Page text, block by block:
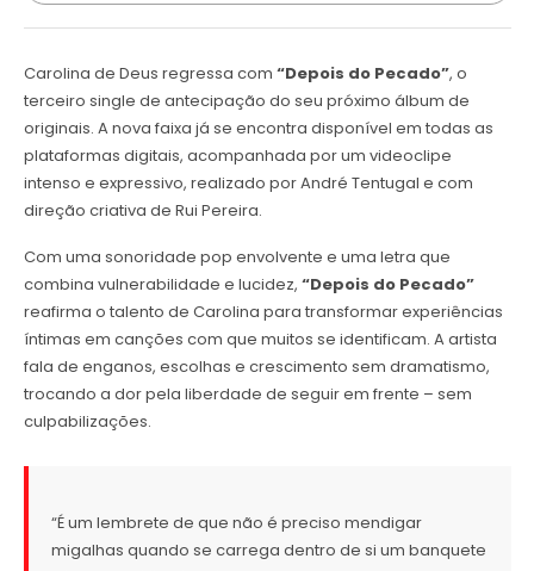
Carolina de Deus regressa com “Depois do Pecado”, o
terceiro single de antecipação do seu próximo álbum de
originais. A nova faixa já se encontra disponível em todas as
plataformas digitais, acompanhada por um videoclipe
intenso e expressivo, realizado por André Tentugal e com
direção criativa de Rui Pereira.
Com uma sonoridade pop envolvente e uma letra que
combina vulnerabilidade e lucidez, “Depois do Pecado”
reafirma o talento de Carolina para transformar experiências
íntimas em canções com que muitos se identificam. A artista
fala de enganos, escolhas e crescimento sem dramatismo,
trocando a dor pela liberdade de seguir em frente – sem
culpabilizações.
“É um lembrete de que não é preciso mendigar
migalhas quando se carrega dentro de si um banquete